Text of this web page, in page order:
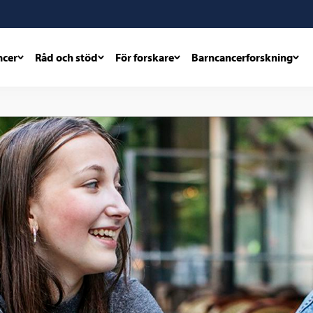
Råd och stöd För forskare Barncancerforskning